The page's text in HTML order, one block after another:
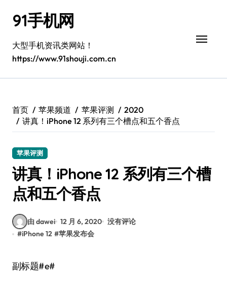
91手机网
大型手机资讯类网站！
https://www.91shouji.com.cn
首页 苹果频道 苹果评测
2020
讲真！iPhone 12 系列有三个槽点和五个香点
苹果评测
讲真！iPhone 12 系列有三个槽
点和五个香点
由 dawei 12 月 6, 2020 没有评论
#iPhone 12 #苹果发布会
副标题#e#